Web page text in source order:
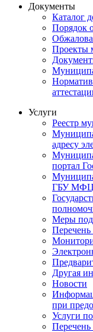
Документы
Каталог
Порядок
Проекты
Услуги
Реестр
адресу
портал
ГБУ МФЦ
Меры
Другая
Новости
при
Услуги